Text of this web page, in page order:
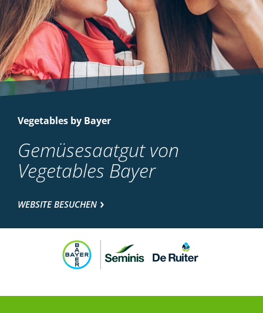
Vegetables by Bayer
Gemüsesaatgut von
Vegetables Bayer
WEBSITE BESUCHEN